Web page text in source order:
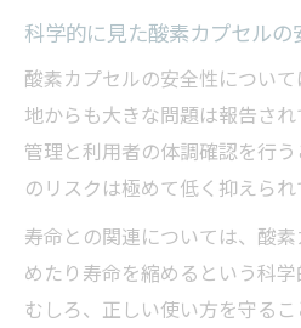
科学的に見た酸素カプセル
酸素カプセルの安全性につい
地からも大きな問題は報告さ
管理と利用者の体調確認を行
のリスクは極めて低く抑えられ
寿命との関連については、酸
めたり寿命を縮めるという科学
むしろ、正しい使い方を守る